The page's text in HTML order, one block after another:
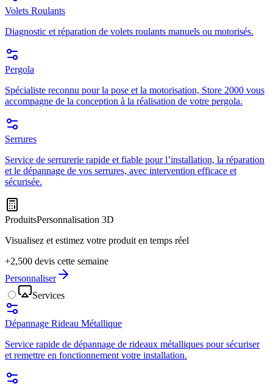
Volets Roulants
Diagnostic et réparation de volets roulants manuels ou motorisés.
Pergola
Spécialiste reconnu pour la pose et la motorisation, Store 2000 vous
accompagne de la conception à la réalisation de votre pergola.
Serrures
Service de serrurerie rapide et fiable pour l’installation, la réparation
et le dépannage de vos serrures, avec intervention efficace et
sécurisée.
ProduitsPersonnalisation 3D
Visualisez et estimez votre produit en temps réel
+2,500 devis cette semaine
Personnaliser
Services
Dépannage Rideau Métallique
Service rapide de dépannage de rideaux métalliques pour sécuriser
et remettre en fonctionnement votre installation.